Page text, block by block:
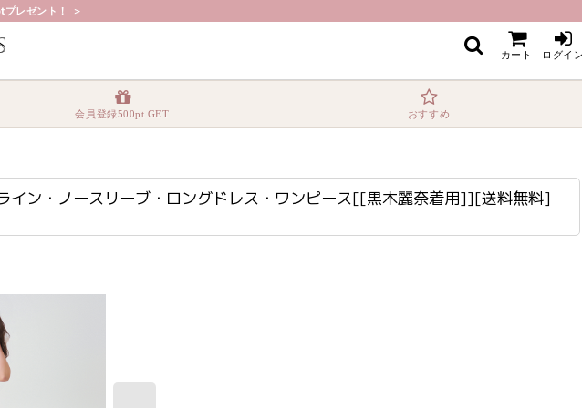
レゼント！ ＞
カート ログイ
会員登録500pt GET おすすめ
ーブ・ロングドレス・ワンピース[[黒木麗奈着用]][送料無料]
ン・ノースリーブ・ロングドレス・ワンピース[[黒木麗奈着用]][送料無料]